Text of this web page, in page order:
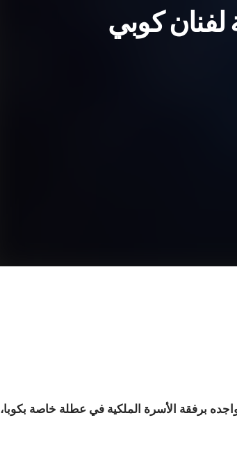
كوبي
خلال تواجده برفقة الأسرة الملكية في عطلة خاصة بكوبا،